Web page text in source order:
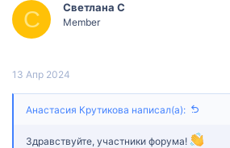
С Светлана С
Member
13 Апр 2024
Анастасия Крутикова написал(а):
Здравствуйте, участники форума!